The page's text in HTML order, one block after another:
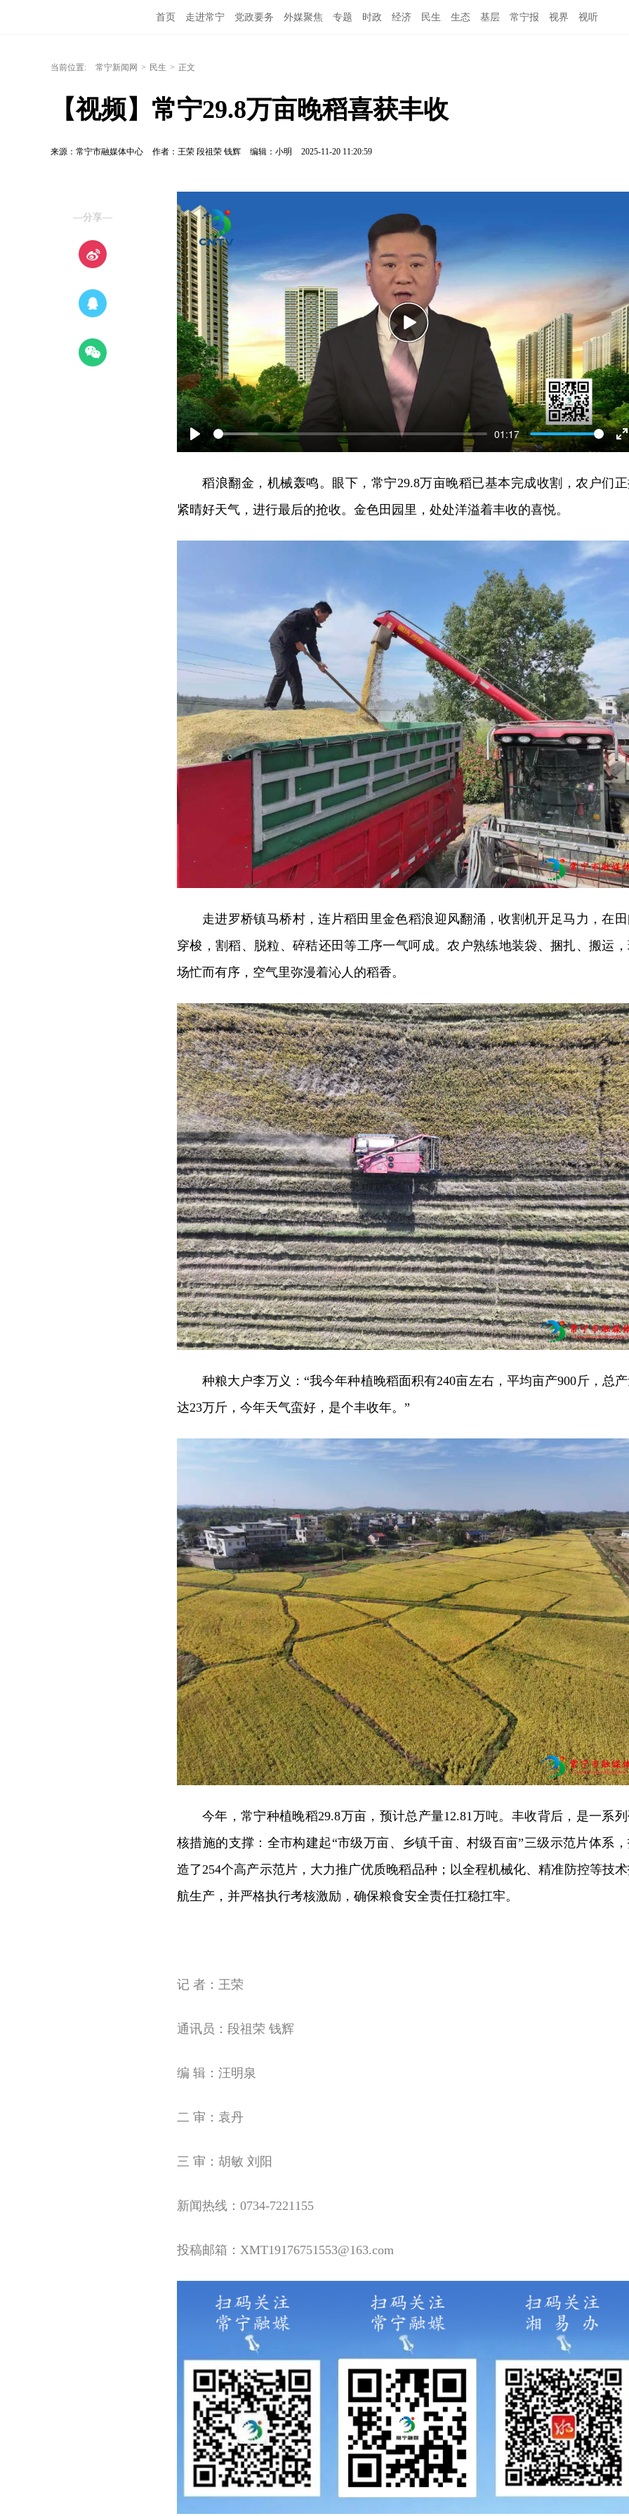
首页 走进常宁 党政要务 外媒聚焦 专题 时政 经济 民生 生态 基层 常宁报 视界 视听
当前位置: 常宁新闻网 > 民生 > 正文
【视频】常宁29.8万亩晚稻喜获丰收
来源：常宁市融媒体中心 作者：王荣 段祖荣 钱辉 编辑：小明 2025-11-20 11:20:59
—分享—
Play
01:17
Play
稻浪翻金，机械轰鸣。眼下，常宁29.8万亩晚稻已基本完成收割，农户们
紧晴好天气，进行最后的抢收。金色田园里，处处洋溢着丰收的喜悦。
走进罗桥镇马桥村，连片稻田里金色稻浪迎风翻涌，收割机开足马力，在
穿梭，割稻、脱粒、碎秸还田等工序一气呵成。农户熟练地装袋、捆扎、搬运
场忙而有序，空气里弥漫着沁人的稻香。
种粮大户李万义：“我今年种植晚稻面积有240亩左右，平均亩产900斤，总
达23万斤，今年天气蛮好，是个丰收年。”
今年，常宁种植晚稻29.8万亩，预计总产量12.81万吨。丰收背后，是一系
核措施的支撑：全市构建起“市级万亩、乡镇千亩、村级百亩”三级示范片体系
造了254个高产示范片，大力推广优质晚稻品种；以全程机械化、精准防控等技
航生产，并严格执行考核激励，确保粮食安全责任扛稳扛牢。
记 者： 王荣
通讯员：段祖荣 钱辉
编 辑：汪明泉
二 审：袁丹
三 审：胡敏 刘阳
新闻热线：0734-7221155
投稿邮箱：XMT19176751553@163.com